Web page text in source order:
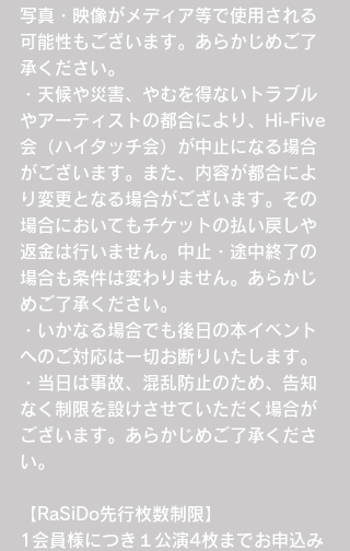
写真・映像がメディア等で使用される
可能性もございます。あらかじめご了
承ください。
・天候や災害、やむを得ないトラブル
やアーティストの都合により、Hi-Five
会（ハイタッチ会）が中止になる場合
がございます。また、内容が都合によ
り変更となる場合がございます。その
場合においてもチケットの払い戻しや
返金は行いません。中止・途中終了の
場合も条件は変わりません。あらかじ
めご了承ください。
・いかなる場合でも後日の本イベント
へのご対応は一切お断りいたします。
・当日は事故、混乱防止のため、告知
なく制限を設けさせていただく場合が
ございます。あらかじめご了承くださ
い。
【RaSiDo先行枚数制限】
1会員様につき１公演4枚までお申込み